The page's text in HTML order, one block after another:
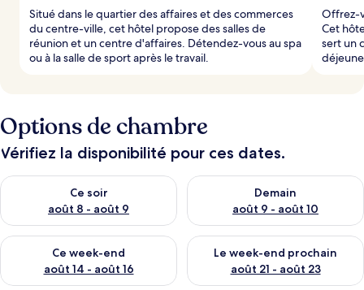
Situé dans le quartier des affaires et des commerces
du centre-ville, cet hôtel propose des salles de
réunion et un centre d'affaires. Détendez-vous au spa
ou à la salle de sport après le travail.
Offrez-
Cet
sert un
Options de chambre
Vérifiez la disponibilité pour ces dates.
Ce soir
août 8 - août 9
Vérifier la disponibilité pour ce soir août 8 - août 9
Demain
août 9 - août 10
Vérifier la disponibilité pour
Ce week-end
août 14 - août 16
Vérifier la disponibilité pour ce week-end août 14 - août 16
Le week-end prochain
août 21 - août 23
Vérifier la disponibilité pour